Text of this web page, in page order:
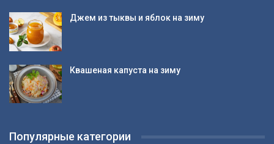
Джем из тыквы и яблок на зиму
Квашеная капуста на зиму
Популярные категории